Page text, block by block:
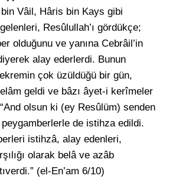
Vâil, Hâris bin Kays gibi
Resûlullah’ı gördükçe;
olduğunu ve yanına Cebrâil’in
alay ederlerdi. Bunun
çok üzüldüğü bir gün,
geldi ve bâzı âyet-i kerîmeler
olsun ki (ey Resûlüm) senden
de istihza edildi.
istihzâ, alay edenleri,
olarak belâ ve azâb
(el-En’am 6/10)